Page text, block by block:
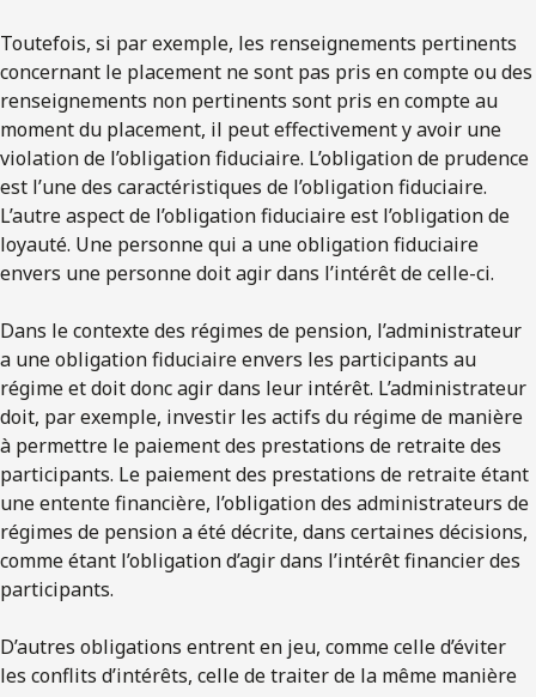
Toutefois, si par exemple, les renseignements pertinents
concernant le placement ne sont pas pris en compte ou des
renseignements non pertinents sont pris en compte au
moment du placement, il peut effectivement y avoir une
violation de l’obligation fiduciaire. L’obligation de prudence
est l’une des caractéristiques de l’obligation fiduciaire.
L’autre aspect de l’obligation fiduciaire est l’obligation de
loyauté. Une personne qui a une obligation fiduciaire
envers une personne doit agir dans l’intérêt de celle-ci.
Dans le contexte des régimes de pension, l’administrateur
a une obligation fiduciaire envers les participants au
régime et doit donc agir dans leur intérêt. L’administrateur
doit, par exemple, investir les actifs du régime de manière
à permettre le paiement des prestations de retraite des
participants. Le paiement des prestations de retraite étant
une entente financière, l’obligation des administrateurs de
régimes de pension a été décrite, dans certaines décisions,
comme étant l’obligation d’agir dans l’intérêt financier des
participants.
D’autres obligations entrent en jeu, comme celle d’éviter
les conflits d’intérêts, celle de traiter de la même manière